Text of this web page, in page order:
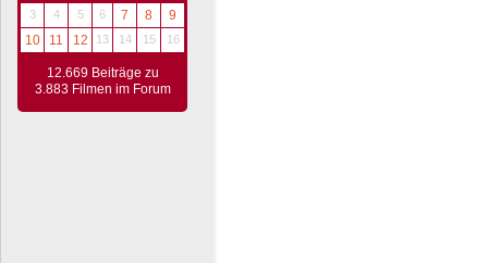
3
4 5 6 7 8
9
10
11 12 13 14 15 16
12.669 Beiträge zu
3.883 Filmen im Forum